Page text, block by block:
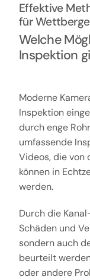
Effektive
für
Welche
Inspektion
Moderne
Inspektion
durch enge
umfassende
Videos, die von
können in
werden.
Durch die
Schäden und
sondern auch
beurteilt
oder andere